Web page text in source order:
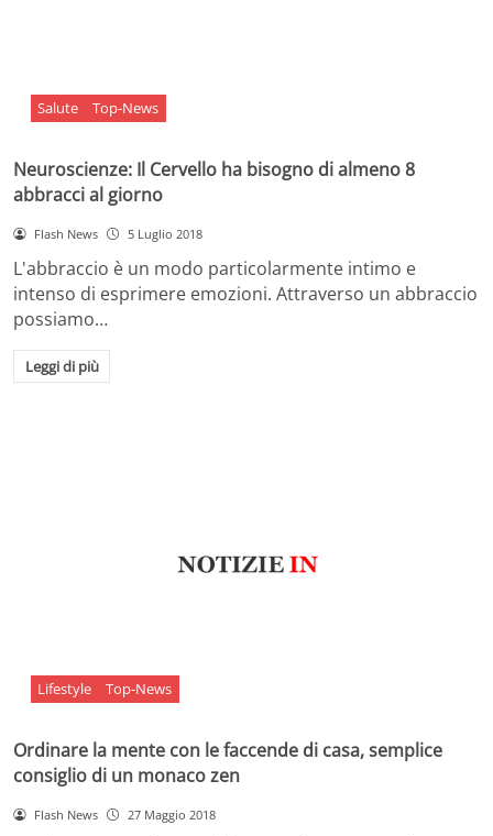
Salute Top-News
Neuroscienze: Il Cervello ha bisogno di almeno 8
abbracci al giorno
Flash News 5 Luglio 2018
L'abbraccio è un modo particolarmente intimo e
intenso di esprimere emozioni. Attraverso un abbraccio
possiamo…
Leggi di più
Lifestyle Top-News
Ordinare la mente con le faccende di casa, semplice
consiglio di un monaco zen
Flash News 27 Maggio 2018